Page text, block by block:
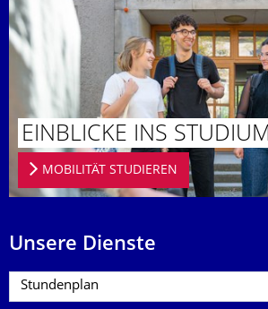
EINBLICKE INS STUDIUM
MOBILITÄT STUDIEREN
Unsere Dienste